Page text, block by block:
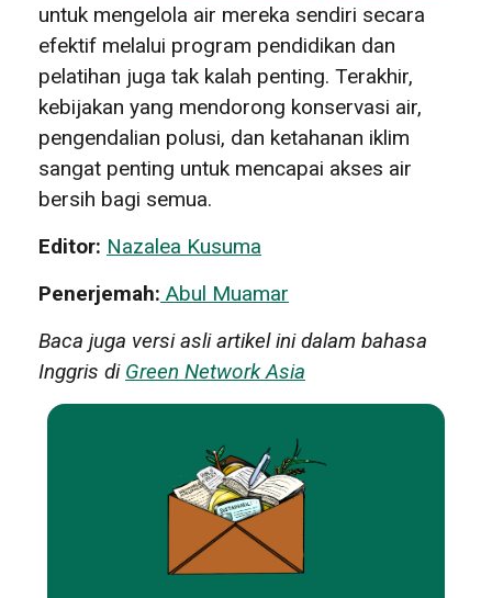
untuk mengelola air mereka sendiri secara
efektif melalui program pendidikan dan
pelatihan juga tak kalah penting. Terakhir,
kebijakan yang mendorong konservasi air,
pengendalian polusi, dan ketahanan iklim
sangat penting untuk mencapai akses air
bersih bagi semua.
Editor: Nazalea Kusuma
Penerjemah: Abul Muamar
Baca juga versi asli artikel ini dalam bahasa
Inggris di Green Network Asia